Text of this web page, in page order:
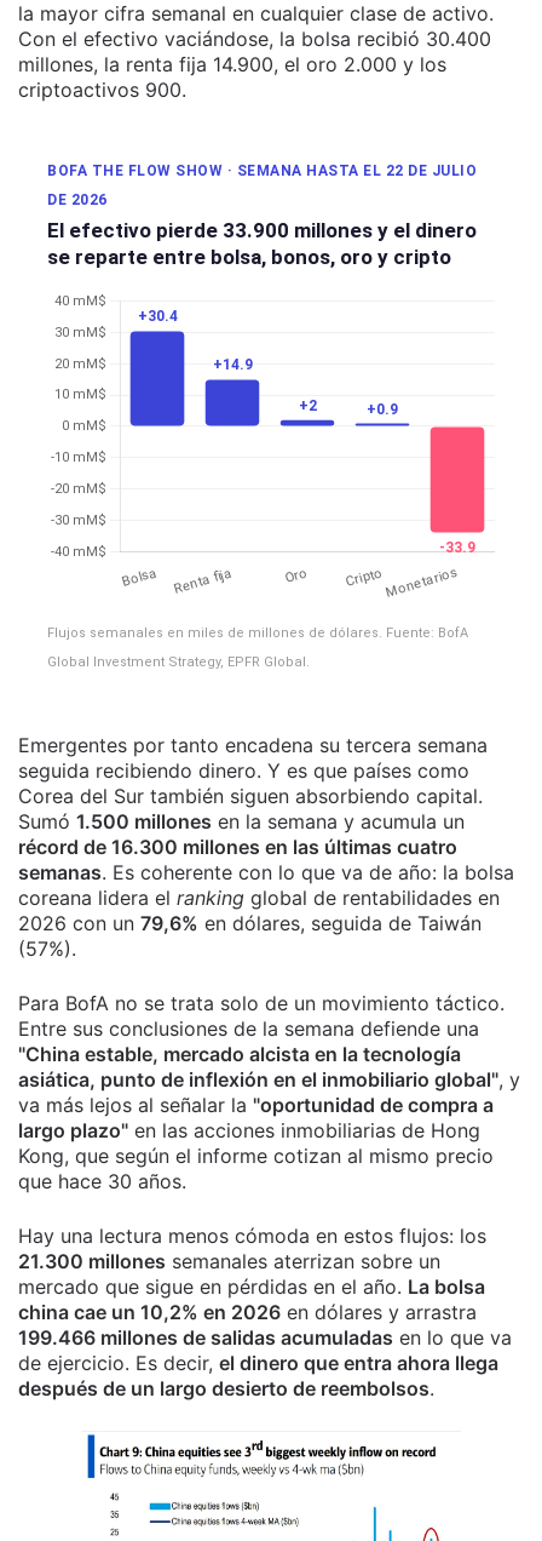
la mayor cifra semanal en cualquier clase de activo.
Con el efectivo vaciándose, la bolsa recibió 30.400
millones, la renta fija 14.900, el oro 2.000 y los
criptoactivos 900.
BOFA THE FLOW SHOW · SEMANA HASTA EL 22 DE JULIO
DE 2026
El efectivo pierde 33.900 millones y el dinero
se reparte entre bolsa, bonos, oro y cripto
Flujos semanales en miles de millones de dólares. Fuente: BofA
Global Investment Strategy, EPFR Global.
Emergentes por tanto encadena su tercera semana
seguida recibiendo dinero. Y es que países como
Corea del Sur también siguen absorbiendo capital.
Sumó 1.500 millones en la semana y acumula un
récord de 16.300 millones en las últimas cuatro
semanas. Es coherente con lo que va de año: la bolsa
coreana lidera el ranking global de rentabilidades en
2026 con un 79,6% en dólares, seguida de Taiwán
(57%).
Para BofA no se trata solo de un movimiento táctico.
Entre sus conclusiones de la semana defiende una
"China estable, mercado alcista en la tecnología
asiática, punto de inflexión en el inmobiliario global", y
va más lejos al señalar la "oportunidad de compra a
largo plazo" en las acciones inmobiliarias de Hong
Kong, que según el informe cotizan al mismo precio
que hace 30 años.
Hay una lectura menos cómoda en estos flujos: los
21.300 millones semanales aterrizan sobre un
mercado que sigue en pérdidas en el año. La bolsa
china cae un 10,2% en 2026 en dólares y arrastra
199.466 millones de salidas acumuladas en lo que va
de ejercicio. Es decir, el dinero que entra ahora llega
después de un largo desierto de reembolsos.